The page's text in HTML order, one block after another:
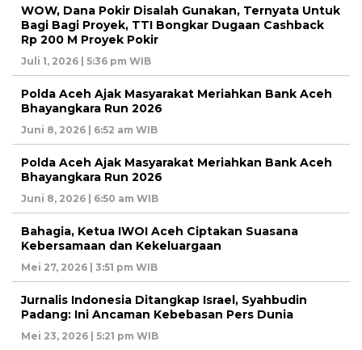
WOW, Dana Pokir Disalah Gunakan, Ternyata Untuk
Bagi Bagi Proyek, TTI Bongkar Dugaan Cashback
Rp 200 M Proyek Pokir
Juli 1, 2026 | 5:36 pm WIB
Polda Aceh Ajak Masyarakat Meriahkan Bank Aceh
Bhayangkara Run 2026
Juni 8, 2026 | 6:52 am WIB
Polda Aceh Ajak Masyarakat Meriahkan Bank Aceh
Bhayangkara Run 2026
Juni 8, 2026 | 6:50 am WIB
Bahagia, Ketua IWOI Aceh Ciptakan Suasana
Kebersamaan dan Kekeluargaan
Mei 27, 2026 | 3:51 pm WIB
Jurnalis Indonesia Ditangkap Israel, Syahbudin
Padang: Ini Ancaman Kebebasan Pers Dunia
Mei 23, 2026 | 5:21 pm WIB